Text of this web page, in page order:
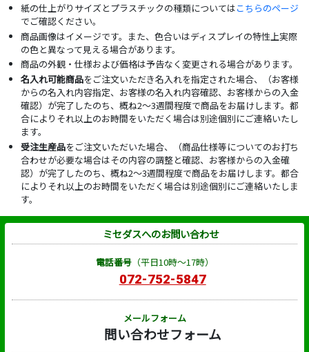
紙の仕上がりサイズとプラスチックの種類についてはこちらのページ
でご確認ください。
商品画像はイメージです。また、色合いはディスプレイの特性上実際
の色と異なって見える場合があります。
商品の外観・仕様および価格は予告なく変更される場合があります。
名入れ可能商品をご注文いただき名入れを指定された場合、（お客様
からの名入れ内容指定、お客様の名入れ内容確認、お客様からの入金
確認）が完了したのち、概ね2～3週間程度で商品をお届けします。都
合によりそれ以上のお時間をいただく場合は別途個別にご連絡いたし
ます。
受注生産品をご注文いただいた場合、（商品仕様等についてのお打ち
合わせが必要な場合はその内容の調整と確認、お客様からの入金確
認）が完了したのち、概ね2～3週間程度で商品をお届けします。都合
によりそれ以上のお時間をいただく場合は別途個別にご連絡いたしま
す。
ミセダスへのお問い合わせ
電話番号（平日10時～17時）
072-752-5847
メールフォーム
問い合わせフォーム